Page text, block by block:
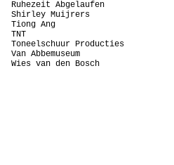
Ruhezeit Abgelaufen
Shirley Muijrers
Tiong Ang
TNT
Toneelschuur Producties
Van Abbemuseum
Wies van den Bosch